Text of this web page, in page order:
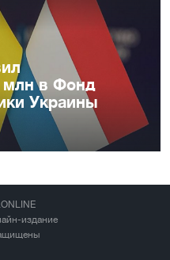
млн в Фонд
Украины
издание